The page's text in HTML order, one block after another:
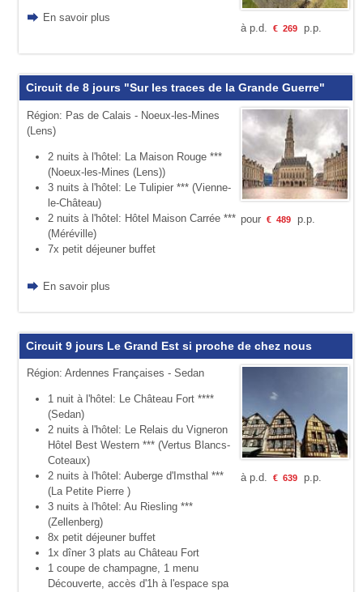
En savoir plus
à p.d.
€ 269p.p.
Circuit de 8 jours "Sur les traces de la Grande Guerre"
Région: Pas de Calais - Noeux-les-Mines
(Lens)
2 nuits à l'hôtel: La Maison Rouge ***
(Noeux-les-Mines (Lens))
3 nuits à l'hôtel: Le Tulipier *** (Vienne-
le-Château)
2 nuits à l'hôtel: Hôtel Maison Carrée ***
(Méréville)
7x petit déjeuner buffet
En savoir plus
pour € 489p.p.
Circuit 9 jours Le Grand Est si proche de chez nous
Région: Ardennes Françaises - Sedan
1 nuit à l'hôtel: Le Château Fort ****
(Sedan)
2 nuits à l'hôtel: Le Relais du Vigneron
Hôtel Best Western *** (Vertus Blancs-
Coteaux)
2 nuits à l'hôtel: Auberge d'Imsthal ***
(La Petite Pierre )
3 nuits à l'hôtel: Au Riesling ***
(Zellenberg)
8x petit déjeuner buffet
1x dîner 3 plats au Château Fort
1 coupe de champagne, 1 menu
Découverte, accès d'1h à l'espace spa
à p.d. € 639p.p.